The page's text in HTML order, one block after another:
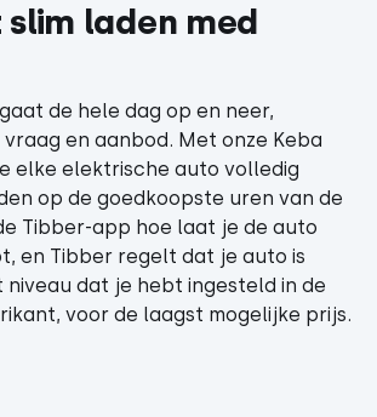
laden med
de hele dag op en neer,
en aanbod. Met onze Keba
elke elektrische auto volledig
op de goedkoopste uren van de
Tibber-app hoe laat je de auto
en Tibber regelt dat je auto is
dat je hebt ingesteld in de
voor de laagst mogelijke prijs.